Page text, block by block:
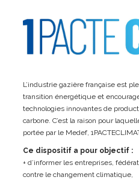
L’industrie gazière française est
transition énergétique et
technologies innovantes de
carbone. C’est la raison pour
portée par le Medef,
Ce dispositif a pour objectif :
+ d’informer les entreprises,
contre le changement climatique,